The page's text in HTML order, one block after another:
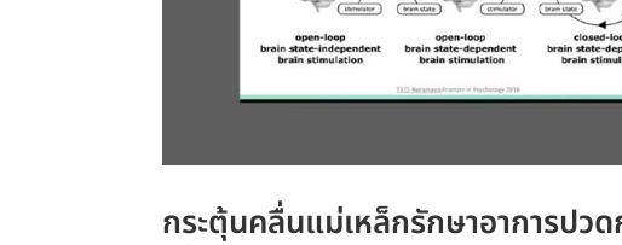
กระตุ้นคลื่นแม่เหล็กรักษาอาการปว